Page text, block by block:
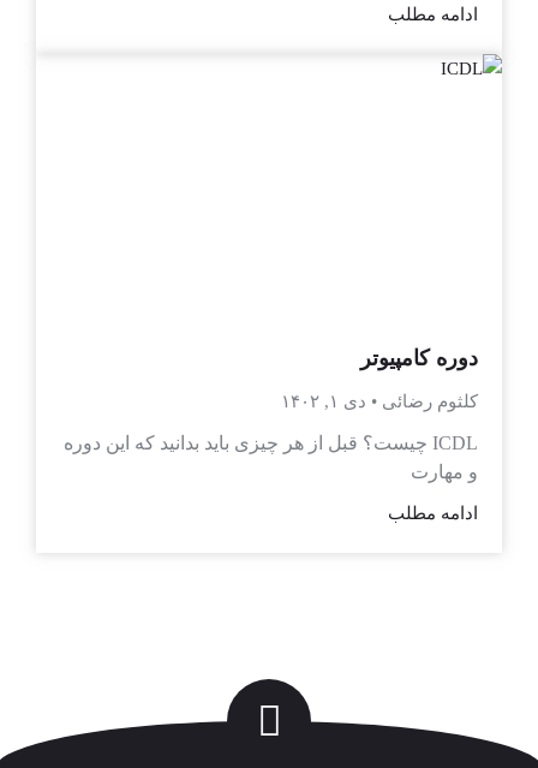
ادامه مطلب
دوره کامپیوتر
کلثوم رضائی دی ۱, ۱۴۰۲
ICDL چیست؟ قبل از هر چیزی باید بدانید که این دوره
و مهارت
ادامه مطلب